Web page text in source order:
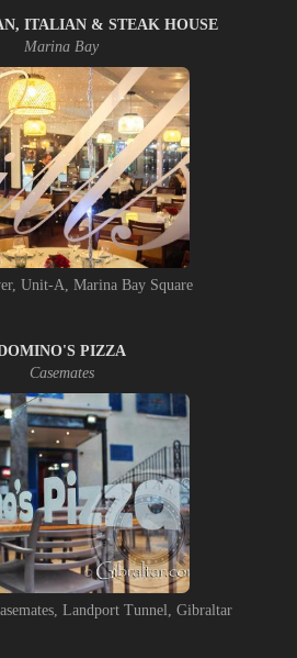
ITALIAN & STEAK HOUSE
Marina Bay
Unit-A, Marina Bay Square
PIZZA
Casemates
Landport Tunnel, Gibraltar